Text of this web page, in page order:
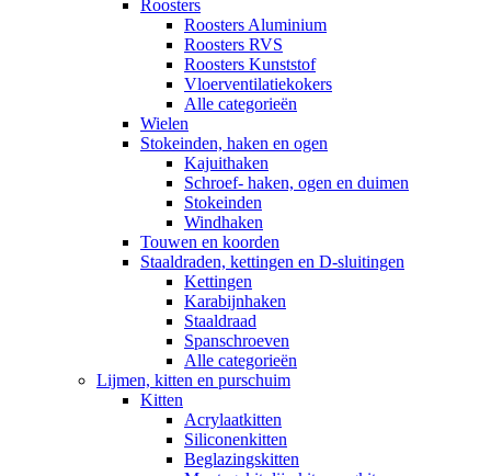
Roosters
Roosters Aluminium
Roosters RVS
Roosters Kunststof
Vloerventilatiekokers
Alle categorieën
Wielen
Stokeinden, haken en ogen
Kajuithaken
Schroef- haken, ogen en duimen
Stokeinden
Windhaken
Touwen en koorden
Staaldraden, kettingen en D-sluitingen
Kettingen
Karabijnhaken
Staaldraad
Spanschroeven
Alle categorieën
Lijmen, kitten en purschuim
Kitten
Acrylaatkitten
Siliconenkitten
Beglazingskitten